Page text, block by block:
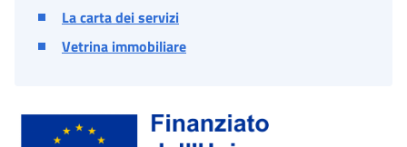
La carta dei servizi
Vetrina immobiliare